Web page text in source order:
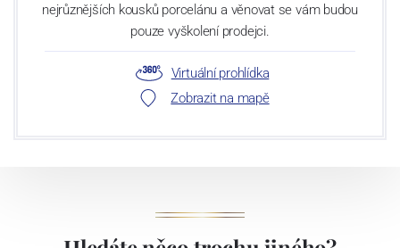
nejrůznějších kousků porcelánu a věnovat se vám budou
pouze vyškolení prodejci.
Virtuální prohlídka
Zobrazit na mapě